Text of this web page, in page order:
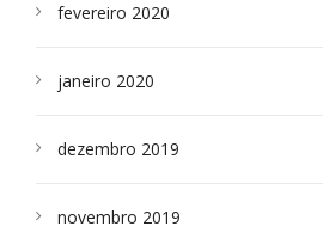
fevereiro 2020
janeiro 2020
dezembro 2019
novembro 2019